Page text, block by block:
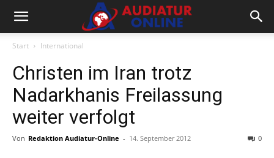
Start International
Christen im Iran trotz
Nadarkhanis Freilassung
weiter verfolgt
Von Redaktion Audiatur-Online - 14. September 2012 0